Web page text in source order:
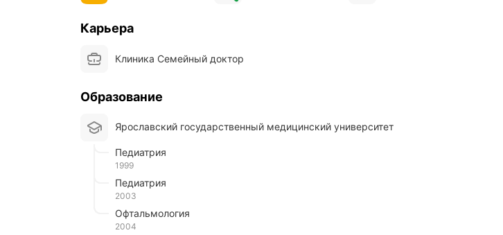
е
т
р
е
о
б
щ
е
Карьера
Клиника Семейный доктор
Образование
Ярославский государственный медицинский университет
Педиатрия
1999
Педиатрия
2003
Офтальмология
2004